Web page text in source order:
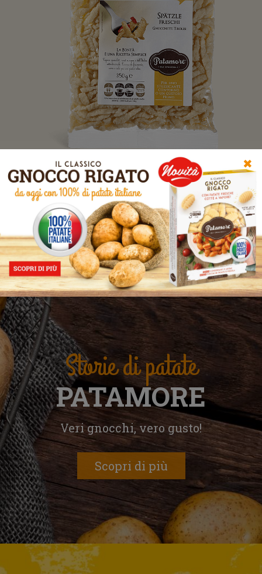
✖
Corservare in frigorifero a +4° C.
Venduto in confezioni da 350 g e
1000 g.
Scopri tutte le ricette
Storie di patate
PATAMORE
Veri gnocchi, vero gusto!
Scopri di più